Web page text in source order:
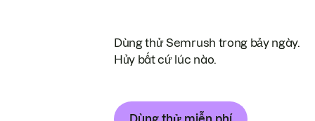
Dùng thử Semrush trong bảy ngày.
Hủy bất cứ lúc nào.